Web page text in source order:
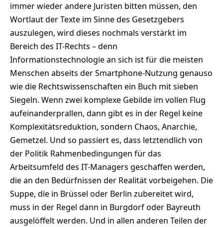
immer wieder andere Juristen bitten müssen, den
Wortlaut der Texte im Sinne des Gesetzgebers
auszulegen, wird dieses nochmals verstärkt im
Bereich des IT-Rechts – denn
Informationstechnologie an sich ist für die meisten
Menschen abseits der Smartphone-Nutzung genauso
wie die Rechtswissenschaften ein Buch mit sieben
Siegeln. Wenn zwei komplexe Gebilde im vollen Flug
aufeinanderprallen, dann gibt es in der Regel keine
Komplexitätsreduktion, sondern Chaos, Anarchie,
Gemetzel. Und so passiert es, dass letztendlich von
der Politik Rahmenbedingungen für das
Arbeitsumfeld des IT-Managers geschaffen werden,
die an den Bedürfnissen der Realität vorbeigehen. Die
Suppe, die in Brüssel oder Berlin zubereitet wird,
muss in der Regel dann in Burgdorf oder Bayreuth
ausgelöffelt werden. Und in allen anderen Teilen der